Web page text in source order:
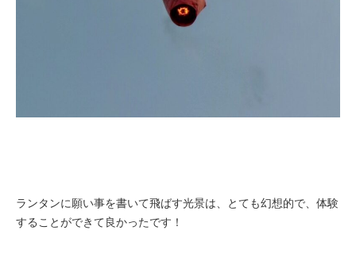
ランタンに願い事を書いて飛ばす光景は、とても幻想的で、体験
することができて良かったです！